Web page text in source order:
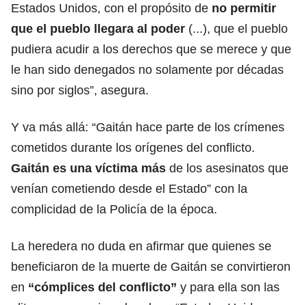
Estados Unidos, con el propósito de no permitir
que el pueblo llegara al poder (...), que el pueblo
pudiera acudir a los derechos que se merece y que
le han sido denegados no solamente por décadas
sino por siglos”, asegura.
Y va más allá: “Gaitán hace parte de los crímenes
cometidos durante los orígenes del conflicto.
Gaitán es una víctima más de los asesinatos que
venían cometiendo desde el Estado” con la
complicidad de la Policía de la época.
La heredera no duda en afirmar que quienes se
beneficiaron de la muerte de Gaitán se convirtieron
en “cómplices del conflicto” y para ella son las